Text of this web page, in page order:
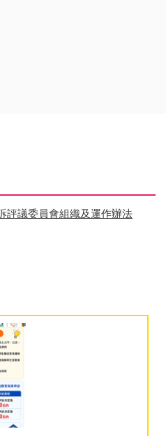
評議委員會組織及運作辦法